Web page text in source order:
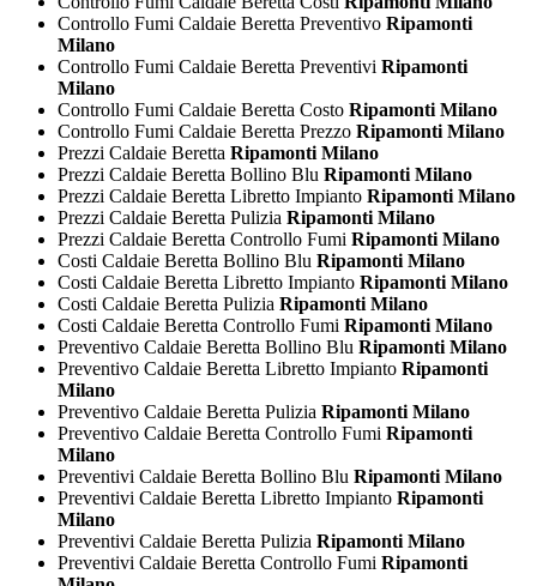
Controllo Fumi Caldaie Beretta Preventivo Ripamonti
Milano
Controllo Fumi Caldaie Beretta Preventivi Ripamonti
Milano
Controllo Fumi Caldaie Beretta Costo Ripamonti Milano
Controllo Fumi Caldaie Beretta Prezzo Ripamonti Milano
Prezzi Caldaie Beretta Ripamonti Milano
Prezzi Caldaie Beretta Bollino Blu Ripamonti Milano
Prezzi Caldaie Beretta Libretto Impianto Ripamonti Milano
Prezzi Caldaie Beretta Pulizia Ripamonti Milano
Prezzi Caldaie Beretta Controllo Fumi Ripamonti Milano
Costi Caldaie Beretta Bollino Blu Ripamonti Milano
Costi Caldaie Beretta Libretto Impianto Ripamonti Milano
Costi Caldaie Beretta Pulizia Ripamonti Milano
Costi Caldaie Beretta Controllo Fumi Ripamonti Milano
Preventivo Caldaie Beretta Bollino Blu Ripamonti Milano
Preventivo Caldaie Beretta Libretto Impianto Ripamonti
Milano
Preventivo Caldaie Beretta Pulizia Ripamonti Milano
Preventivo Caldaie Beretta Controllo Fumi Ripamonti
Milano
Preventivi Caldaie Beretta Bollino Blu Ripamonti Milano
Preventivi Caldaie Beretta Libretto Impianto Ripamonti
Milano
Preventivi Caldaie Beretta Pulizia Ripamonti Milano
Preventivi Caldaie Beretta Controllo Fumi Ripamonti